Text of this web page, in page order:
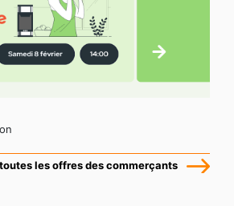
les offres des commerçants